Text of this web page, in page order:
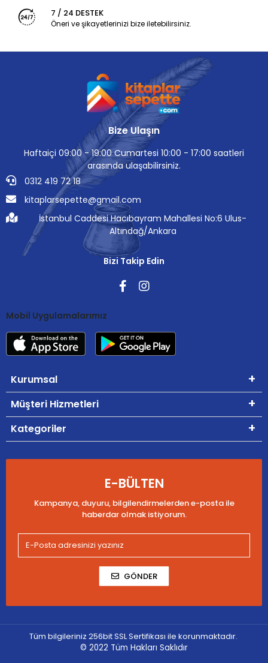
7 / 24 DESTEK
Öneri ve şikayetlerinizi bize iletebilirsiniz.
Bize Ulaşın
Haftaiçi 09:00 - 19:00 Cumartesi 10:00 - 17:00 saatleri
arasında ulaşabilirsiniz.
0312 419 72 18
kitaplarsepette@gmail.com
İstanbul Caddesi Hacıbayram Mahallesi No:6 Ulus-
Altındağ/Ankara
Bizi Takip Edin
Mobil Uygulamalarımız
Kurumsal
Müşteri Hizmetleri
Kategoriler
E-BÜLTEN
Kampanya, duyuru, bilgilendirmelerden e-posta ile
haberdar olmak istiyorum.
GÖNDER
Tüm bilgileriniz 256bit SSL Sertifikası ile korunmaktadır.
© 2022 Tüm Hakları Saklıdır